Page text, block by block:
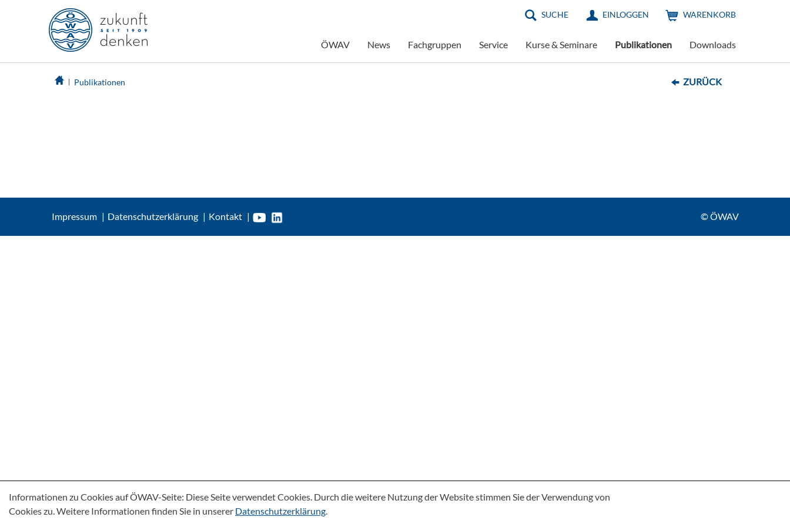
SUCHE EINLOGGEN WARENKORB
ÖWAV News Fachgruppen Service Kurse & Seminare Publikationen Downloads
Publikationen ZURÜCK
Impressum Datenschutzerklärung Kontakt © ÖWAV
Informationen zu Cookies auf ÖWAV-Seite: Diese Seite verwendet Cookies. Durch die weitere Nutzung der Website stimmen Sie der Verwendung von
Cookies zu. Weitere Informationen finden Sie in unserer Datenschutzerklärung.